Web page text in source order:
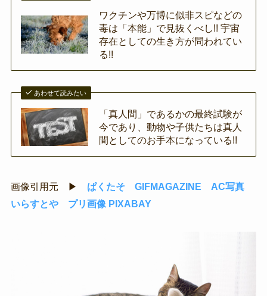
ワクチンや万博に似非スピなどの
毒は「本能」で見抜くべし!! 宇宙
存在としての生き方が問われてい
る!!
あわせて読みたい
「真人間」であるかの最終試験が
今であり、動物や子供たちは真人
間としてのお手本になっている!!
画像引用元 ▶ ぱくたそ GIFMAGAZINE
AC写真
いらすとや
プリ画像 PIXABAY